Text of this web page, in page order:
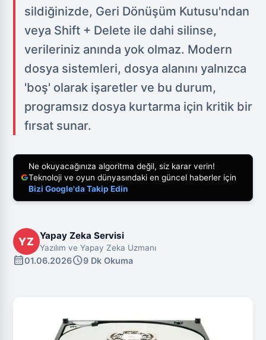
sildiğinizde, Geri Dönüşüm Kutusu'ndan
veya Shift + Delete ile dahi silinse,
verileriniz anında yok olmaz. Modern
dosya sistemleri, dosya alanını yalnızca
'boş' olarak işaretler ve bu durum,
programsız dosya kurtarma için kritik bir
fırsat sunar.
Ne okuyacağınıza algoritma değil, siz karar verin!
Teknoloji ve oyun dünyasındaki en güncel haberler için
Bizi Google'da Takip Edin
YZ Yapay Zeka Servisi
Yazılım ve Yapay Zeka Uzmanı
calendar_month01.06.2026schedule9 Dk Okuma